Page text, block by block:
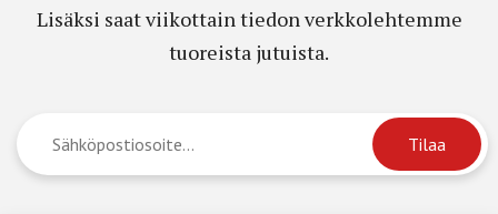
Lisäksi saat viikottain tiedon verkkolehtemme
tuoreista jutuista.